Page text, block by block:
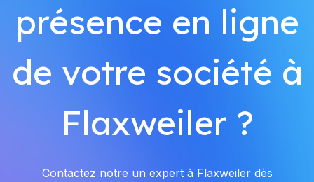
présence en ligne
de votre société à
Flaxweiler ?
Contactez notre un expert à Flaxweiler dès